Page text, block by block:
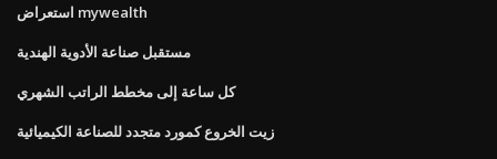
استعراض mywealth
مستقبل صناعة الأدوية الهندية
كل ساعة إلى مخطط الراتب الشهري
زيت الخروع كمورد متجدد للصناعة الكيميائية